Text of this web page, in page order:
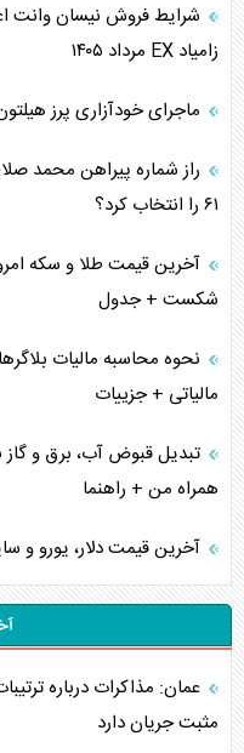
شرایط فروش نیسان وانت
زامیاد EX مرداد ۱۴۰۵
ماجرای خودآزاری پرز
راز شماره پیراهن محمد
۶۱ را انتخاب کرد؟
شکست + جدول
نحوه محاسبه مالیات
مالیاتی + جزییات
تبدیل قبوض آب، برق و گاز
همراه من + راهنما
آخرین قیمت دلار، یورو و سایر ارز‌ها ۱۲
عمان: مذاکرات درباره
مثبت جریان دارد